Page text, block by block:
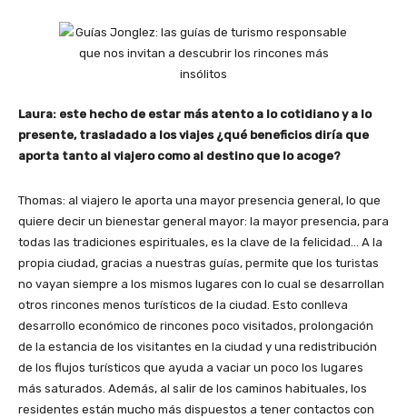
Laura: este hecho de estar más atento a lo cotidiano y a lo
presente, trasladado a los viajes ¿qué beneficios diría que
aporta tanto al viajero como al destino que lo acoge?
Thomas: al viajero le aporta una mayor presencia general, lo que
quiere decir un bienestar general mayor: la mayor presencia, para
todas las tradiciones espirituales, es la clave de la felicidad… A la
propia ciudad, gracias a nuestras guías, permite que los turistas
no vayan siempre a los mismos lugares con lo cual se desarrollan
otros rincones menos turísticos de la ciudad. Esto conlleva
desarrollo económico de rincones poco visitados, prolongación
de la estancia de los visitantes en la ciudad y una redistribución
de los flujos turísticos que ayuda a vaciar un poco los lugares
más saturados. Además, al salir de los caminos habituales, los
residentes están mucho más dispuestos a tener contactos con